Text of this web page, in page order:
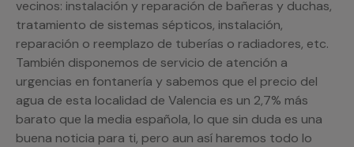
vecinos: instalación y reparación de bañeras y duchas,
tratamiento de sistemas sépticos, instalación,
reparación o reemplazo de tuberías o radiadores, etc.
También disponemos de servicio de atención a
urgencias en fontanería y sabemos que el precio del
agua de esta localidad de Valencia es un 2,7% más
barato que la media española, lo que sin duda es una
buena noticia para ti, pero aun así haremos todo lo